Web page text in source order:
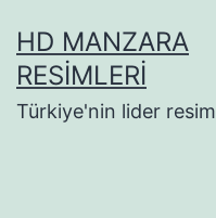
geçHD MANZARA
RESIMLERI
Türkiye'nin lider